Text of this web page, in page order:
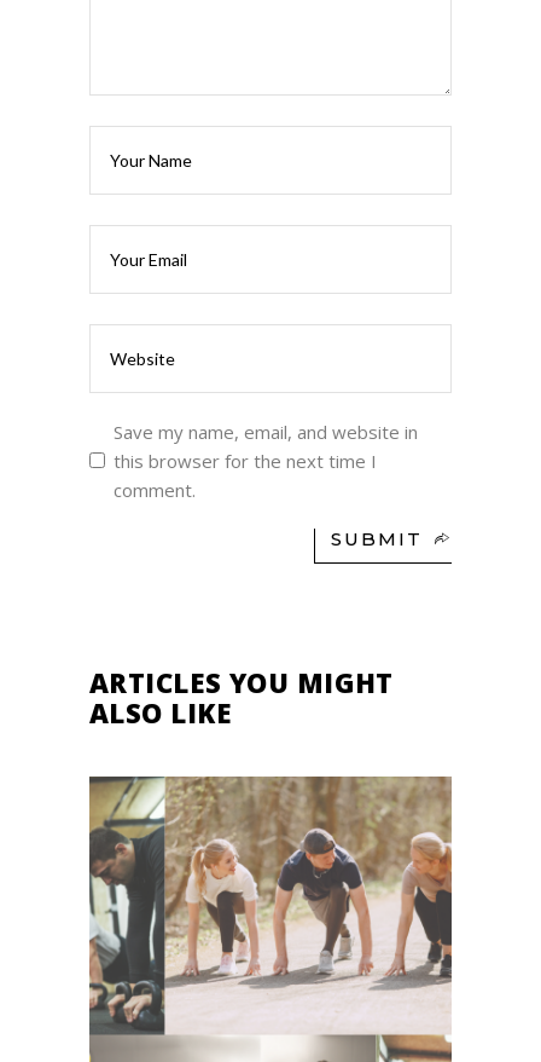
Save my name, email, and website in
this browser for the next time I
comment.
SUBMIT
ARTICLES YOU MIGHT
ALSO LIKE